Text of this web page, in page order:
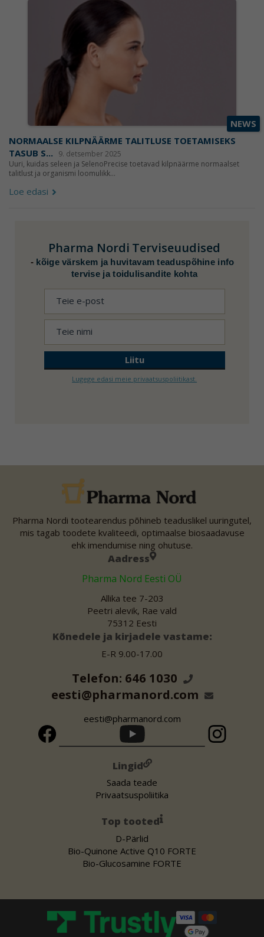
NEWS
NORMAALSE KILPNÄÄRME TALITLUSE TOETAMISEKS
TASUB S...
9. detsember 2025
Uuri, kuidas seleen ja SelenoPrecise toetavad kilpnäärme normaalset
talitlust ja organismi loomulikk...
Loe edasi
Pharma Nordi Terviseuudised
- kõige värskem ja huvitavam teaduspõhine info
tervise ja toidulisandite kohta
Lugege edasi meie privaatsuspoliitikast.
Pharma Nordi tootearendus põhineb teaduslikel uuringutel,
mis tagab toodete kvaliteedi, optimaalse biosaadavuse
ehk imendumise ning ohutuse.
Aadress
Pharma Nord Eesti OÜ
Allika tee 7-203
Peetri alevik, Rae vald
75312 Eesti
Kõnedele ja kirjadele vastame:
E-R 9.00-17.00
Telefon: 646 1030
eesti@pharmanord.com
eesti@pharmanord.com
Lingid
Saada teade
Privaatsuspoliitika
Top tooted
D-Pärlid
Bio-Quinone Active Q10 FORTE
Bio-Glucosamine FORTE